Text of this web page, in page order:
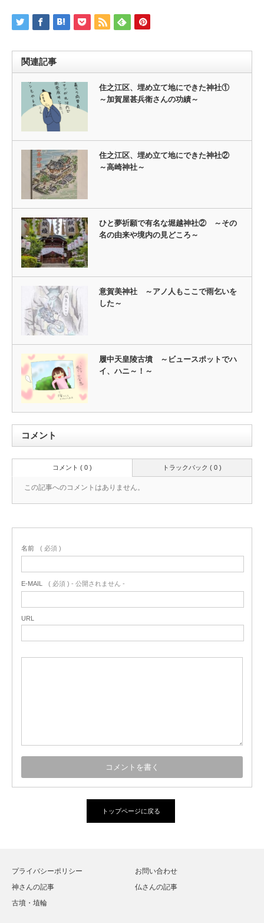
関連記事
住之江区、埋め立て地にできた神社①
～加賀屋甚兵衛さんの功績～
住之江区、埋め立て地にできた神社②
～高崎神社～
ひと夢祈願で有名な堀越神社② ～その
名の由来や境内の見どころ～
意賀美神社 ～アノ人もここで雨乞いを
した～
履中天皇陵古墳 ～ビュースポットでハ
イ、ハニ～！～
コメント
トラックバック ( 0 )
コメント ( 0 )
この記事へのコメントはありません。
名前 ( 必須 )
E-MAIL ( 必須 ) - 公開されません -
URL
トップページに戻る
プライバシーポリシー
お問い合わせ
神さんの記事
仏さんの記事
古墳・埴輪